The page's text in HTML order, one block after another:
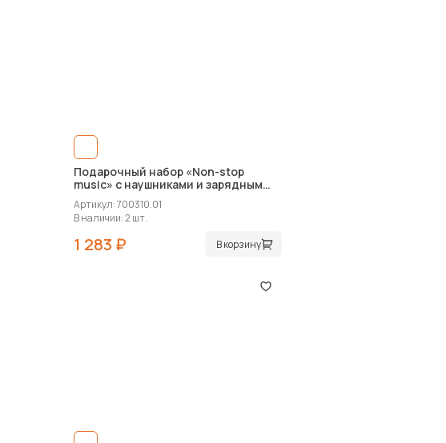
Подарочный набор «Non-stop
music» с наушниками и зарядным
устройством
Артикул: 700310.01
В наличии: 2 шт.
1 283 ₽ В корзину